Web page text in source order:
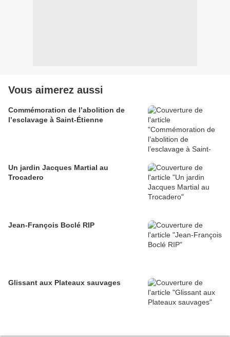
Vous aimerez aussi
Commémoration de l’abolition de
l’esclavage à Saint-Étienne
Un jardin Jacques Martial au
Trocadero
Jean-François Boclé RIP
Glissant aux Plateaux sauvages